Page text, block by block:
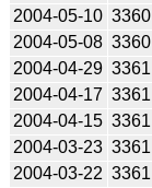
2004-05-10 3360
2004-05-08 3360
2004-04-29 3361
2004-04-17 3361
2004-04-15 3361
2004-03-23 3361
2004-03-22 3361